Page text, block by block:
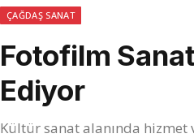
ÇAĞDAŞ SANAT
Fotofilm
Ediyor
Kültür sanat alanında